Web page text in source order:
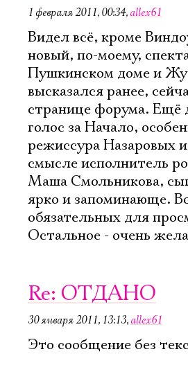
1 февраля 2011, 00:34, allex61
Видел всё, кроме
новый, по-моему,
Пушкинском доме и
высказался ранее,
странице форума. Ещё
голос за Начало,
режиссура Назаровых
смысле исполнитель
Маша Смольникова,
ярко и запоминающе.
обязательных для
Остальное - очень
Re: ОТДАНО
30 января 2011, 13:13, allex61
Это сообщение без